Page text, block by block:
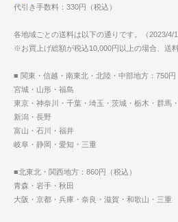
代引き手数料：330円（税込）
各地域ごとの送料は以下の通りです。（2023/4/1
※お買上げ総額が税込10,000円以上の場合、送
■ 関東・信越・南東北・北陸・中部地方：750円
宮城・山形・福島
東京・神奈川・千葉・埼玉・茨城・栃木・群馬
新潟・長野
富山・石川・福井
岐阜・静岡・愛知・三重
■北東北・関西地方：860円（税込）
青森・岩手・秋田
大阪・京都・兵庫・奈良・滋賀・和歌山・三重